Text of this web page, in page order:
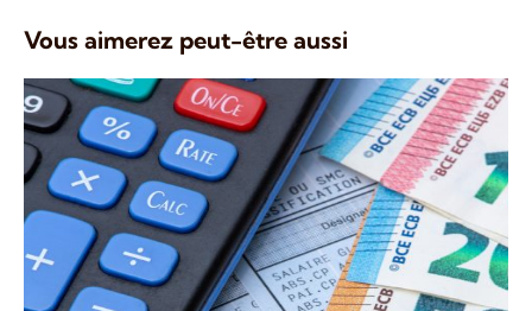
Vous aimerez peut-être aussi